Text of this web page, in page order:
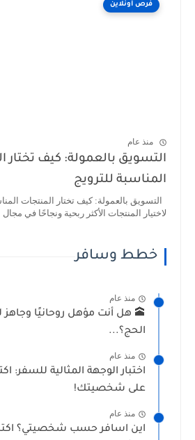
فرص أونلاين
منذ عام
التسويق بالعمولة: كيف تختار
المناسبة للترويج
التسويق بالعمولة: كيف تختار المنتجات
لاختيار المنتجات الأكثر ربحية ونجاحًا في
خطط وسافر
منذ عام
🕋 هل أنت مؤهل روحانيًا وجاهز
الحج؟...
منذ عام
اختبار الوجهة المثالية
على شخصيتك!
منذ عام
اين اسافر حسب شخصيتي؟